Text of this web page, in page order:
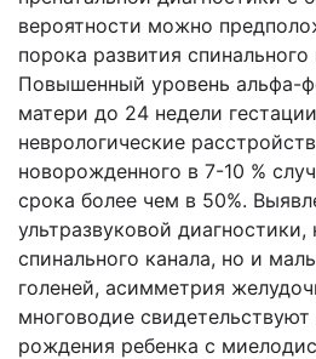
вероятности можно
порока развития спинального
Повышенный уровень альфа-
матери до 24 недели
неврологические
новорожденного в 7-10 %
срока более чем в 50%.
ультразвуковой
спинального канала, но и
голеней, асимметрия
многоводие
рождения ребенка с